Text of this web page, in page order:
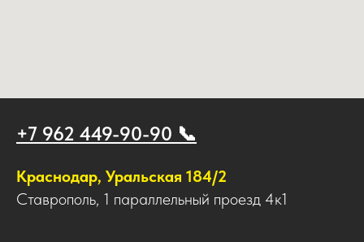
+7 962 449-90-90 📞
Краснодар, Уральская 184/2
Ставрополь, 1 параллельный проезд 4к1